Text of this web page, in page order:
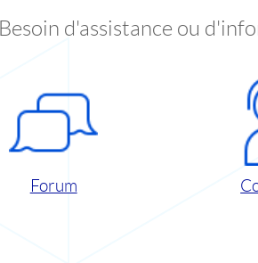
Besoin d'assistance ou
Forum